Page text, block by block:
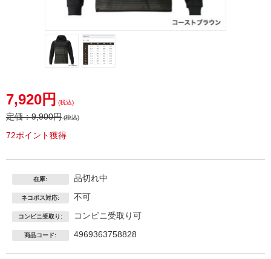
7,920円 (税込)
定価：9,900円(税込)
72ポイント獲得
在庫: 品切れ中
ネコポス対応: 不可
コンビニ受取り: コンビニ受取り可
商品コード: 4969363758828